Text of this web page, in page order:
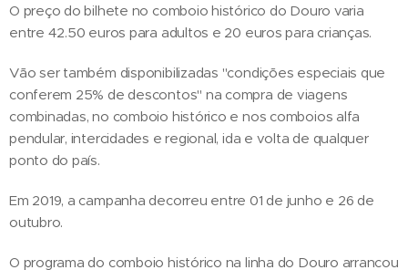
O preço do bilhete no comboio histórico do Douro varia
entre 42.50 euros para adultos e 20 euros para crianças.
Vão ser também disponibilizadas "condições especiais que
conferem 25% de descontos" na compra de viagens
combinadas, no comboio histórico e nos comboios alfa
pendular, intercidades e regional, ida e volta de qualquer
ponto do país.
Em 2019, a campanha decorreu entre 01 de junho e 26 de
outubro.
O programa do comboio histórico na linha do Douro arrancou